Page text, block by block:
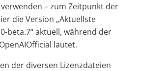
– zum Zeitpunkt der
die Version „Aktuellste
beta.7“ aktuell, während der
lautet.
der diversen Lizenzdateien